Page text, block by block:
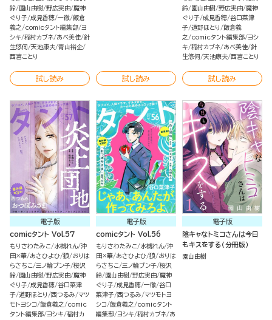
鈴 園山由樹 野広実由 魔神
ぐり子 成見香穂 一徹 飯倉
義之
comicタント編集部 ヨ
シキ 稲村カブネ あべ美佳 針
生悠伺 天池康夫 青山裕企
西宮ことり
試し読み 試し読み
鈴 園山由樹 野広実由 魔神
ぐり子 成見香穂 谷口菜津
子 道野ほとり
飯倉義
之
comicタント編集部 ヨシ
キ 稲村カブネ あべ美佳 針
生悠伺 天池康夫 西宮ことり
試し読み
電子版
comicタント Vol.57
もりさわたみこ 水槻れん 沖
田×華 あさひよひ 狼 おりは
らさちこ 三ノ輪ブン子 桜沢
鈴 園山由樹 野広実由 魔神
ぐり子 成見香穂 谷口菜津
子 道野ほとり 西つるみ マツ
モトヨシコ 飯倉義之
comic
タント編集部 ヨシキ 稲村カ
電子版
comicタント Vol.56
もりさわたみこ 水槻れん 沖
田×華 あさひよひ 狼 おりは
らさちこ 三ノ輪ブン子 桜沢
鈴 園山由樹 野広実由 魔神
ぐり子 成見香穂 一徹 谷口
菜津子 西つるみ マツモトヨ
シコ 飯倉義之
comicタント
編集部 ヨシキ 稲村カブネ あ
電子版
陰キャなトミコさんは今日
もキスをする（分冊版）
園山由樹